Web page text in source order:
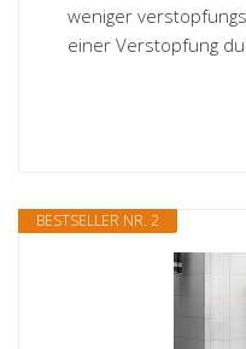
weniger
einer Verstopfung
BESTSELLER NR. 2